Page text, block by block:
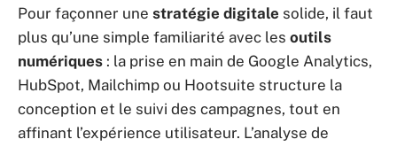
Pour façonner une stratégie digitale solide, il faut
plus qu’une simple familiarité avec les outils
numériques : la prise en main de Google Analytics,
HubSpot, Mailchimp ou Hootsuite structure la
conception et le suivi des campagnes, tout en
affinant l’expérience utilisateur. L’analyse de